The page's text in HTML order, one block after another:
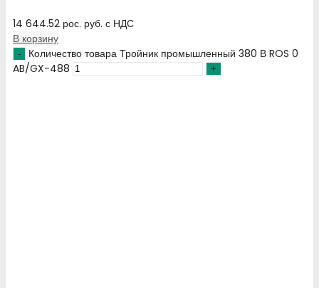
14 644.52 рос. руб. с НДС
В корзину
Количество товара Тройник промышленный 380 В ROS 0
AB/GX-488